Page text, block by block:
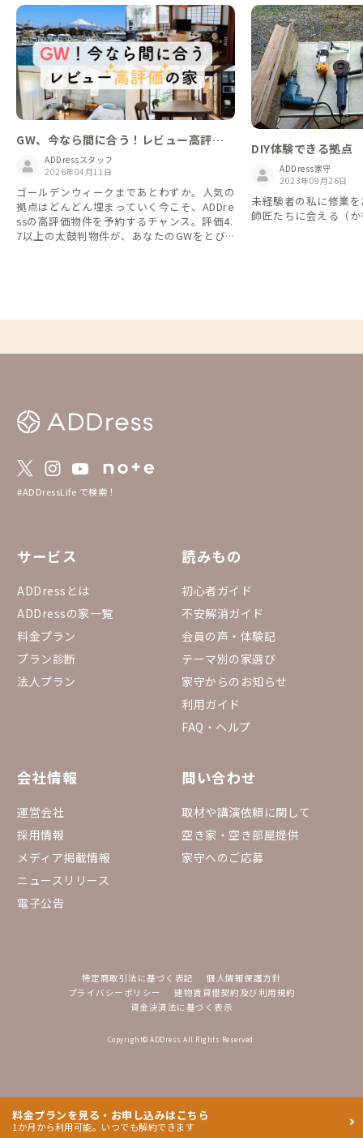
GW、今なら間に合う！レビュー高評価
の家18選ADDressスタッフ
2026年04月11日
ゴールデンウィークまであとわずか。人気の
拠点はどんどん埋まっていく今こそ、ADDre
ssの高評価物件を予約するチャンス。評価4.
7以上の太鼓判物件が、あなたのGWをとび
DIY体験できる拠点
ADDress家守
2023年09月26日
未経験者の私に修業
師匠たちに会える（
#ADDressLife で検索！
サービス
ADDressとは
ADDressの家一覧
料金プラン
プラン診断
法人プラン
読みもの
初心者ガイド
不安解消ガイド
会員の声・体験記
テーマ別の家選び
家守からのお知らせ
利用ガイド
FAQ・ヘルプ
会社情報
運営会社
採用情報
メディア掲載情報
ニュースリリース
電子公告
問い合わせ
取材や講演依頼に関して
空き家・空き部屋提供
家守へのご応募
特定商取引法に基づく表記
個人情報保護方針
プライバシーポリシー
建物賃貸借契約及び利用規約
資金決済法に基づく表示
Copyright© ADDress All Rights Reserved.
料金プランを見る・お申し込みはこちら
1か月から利用可能。いつでも解約できます